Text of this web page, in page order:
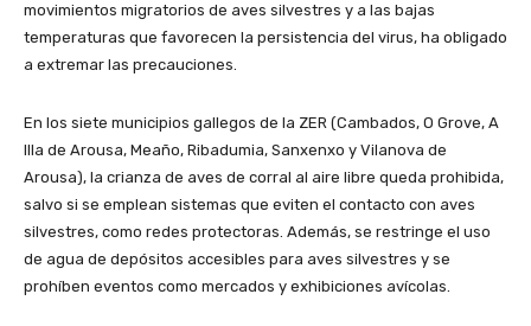
movimientos migratorios de aves silvestres y a las bajas
temperaturas que favorecen la persistencia del virus, ha obligado
a extremar las precauciones.
En los siete municipios gallegos de la ZER (Cambados, O Grove, A
Illa de Arousa, Meaño, Ribadumia, Sanxenxo y Vilanova de
Arousa), la crianza de aves de corral al aire libre queda prohibida,
salvo si se emplean sistemas que eviten el contacto con aves
silvestres, como redes protectoras. Además, se restringe el uso
de agua de depósitos accesibles para aves silvestres y se
prohíben eventos como mercados y exhibiciones avícolas.